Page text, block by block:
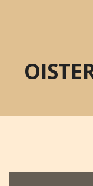
Primary